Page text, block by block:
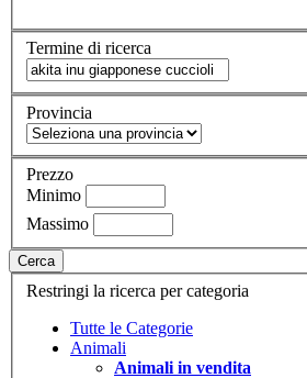
Termine di ricerca
Provincia
Prezzo
Minimo
Massimo
Cerca
Restringi la ricerca per categoria
Tutte le Categorie
Animali
Animali in vendita